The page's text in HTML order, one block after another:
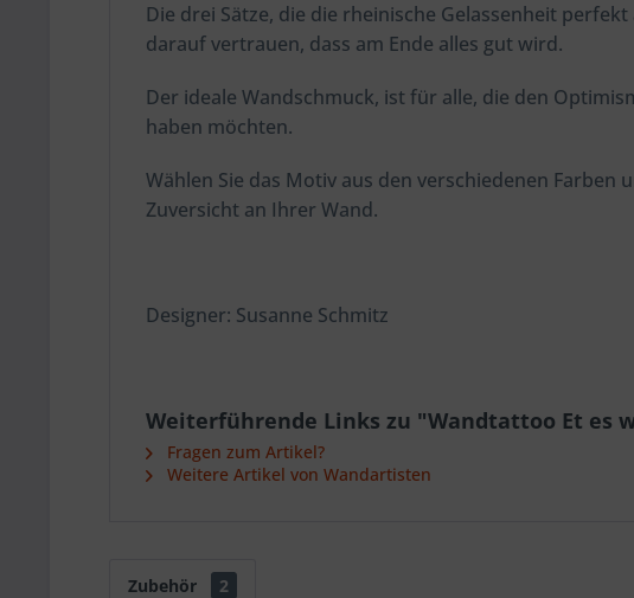
Die drei Sätze, die die rheinische Gelassenheit
darauf vertrauen, dass am Ende alles gut wird.
Der ideale Wandschmuck, ist für alle, die den
haben möchten.
Wählen Sie das Motiv aus den verschiedenen
Zuversicht an Ihrer Wand.
Designer: Susanne Schmitz
Weiterführende Links zu "Wandtattoo Et es
Fragen zum Artikel?
Weitere Artikel von Wandartisten
Zubehör 2